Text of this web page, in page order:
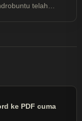
telah
ke PDF cuma